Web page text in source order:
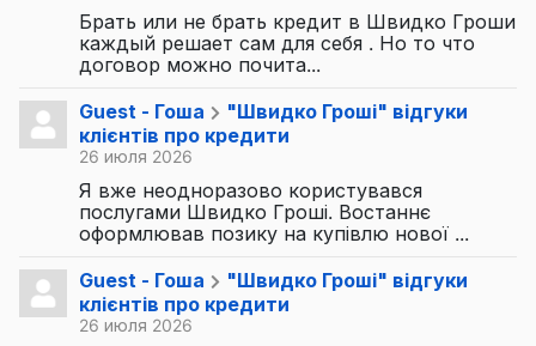
Брать или не брать кредит в Швидко Гроши
каждый решает сам для себя . Но то что
договор можно почита...
Guest - Гоша
"Швидко Гроші" відгуки
клієнтів про кредити
26 июля 2026
Я вже неодноразово користувався
послугами Швидко Гроші. Востаннє
оформлював позику на купівлю нової ...
Guest - Гоша
"Швидко Гроші" відгуки
клієнтів про кредити
26 июля 2026